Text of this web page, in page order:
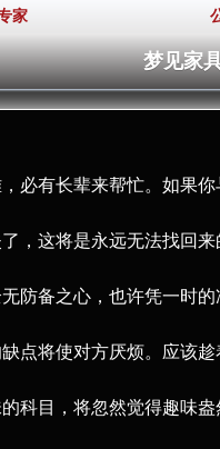
家
梦见家
有长辈来帮忙。如果
，这将是永远无法找回来
防备之心，也许凭一时
将使对方厌烦。应该
目，将忽然觉得趣味